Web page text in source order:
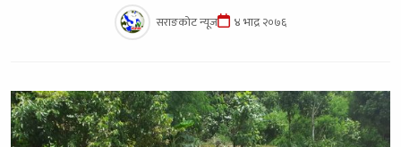
सराङकोट न्यूज ४ भाद्र २०७६